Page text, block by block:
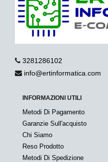
3281286102
info@ertinformatica.com
INFORMAZIONI UTILI
Metodi Di Pagamento
Garanzie Sull'acquisto
Chi Siamo
Reso Prodotto
Metodi Di Spedizione